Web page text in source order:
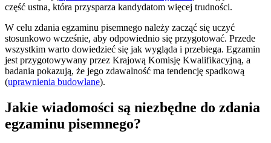
część ustna, która przysparza kandydatom więcej trudności.
W celu zdania egzaminu pisemnego należy zacząć się uczyć
stosunkowo wcześnie, aby odpowiednio się przygotować. Przede
wszystkim warto dowiedzieć się jak wygląda i przebiega. Egzamin
jest przygotowywany przez Krajową Komisję Kwalifikacyjną, a
badania pokazują, że jego zdawalność ma tendencję spadkową
(uprawnienia budowlane).
Jakie wiadomości są niezbędne do zdania
egzaminu pisemnego?